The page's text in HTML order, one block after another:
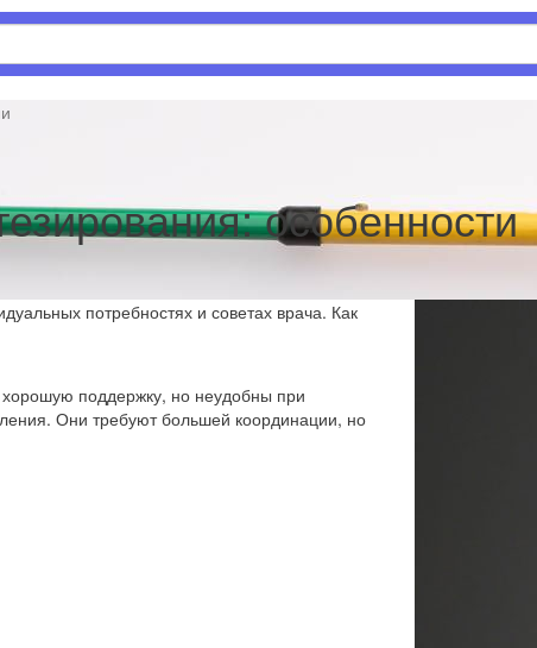
особенности
потребностях и советах врача. Как
поддержку, но неудобны при
Они требуют большей координации, но